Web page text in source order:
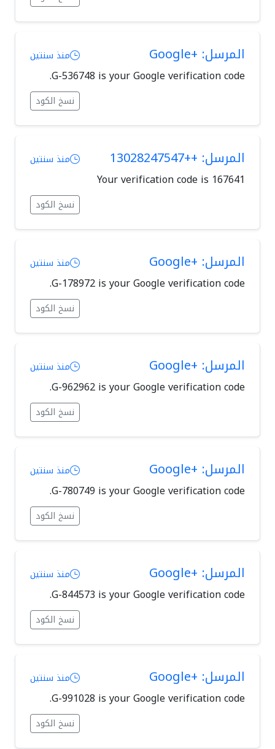
المرسل: +Google منذ سنتين
G-536748 is your Google verification code.
نسخ الكود
المرسل: ++13028247547 منذ سنتين
Your verification code is 167641
نسخ الكود
المرسل: +Google منذ سنتين
G-178972 is your Google verification code.
نسخ الكود
المرسل: +Google منذ سنتين
G-962962 is your Google verification code.
نسخ الكود
المرسل: +Google منذ سنتين
G-780749 is your Google verification code.
نسخ الكود
المرسل: +Google منذ سنتين
G-844573 is your Google verification code.
نسخ الكود
المرسل: +Google منذ سنتين
G-991028 is your Google verification code.
نسخ الكود